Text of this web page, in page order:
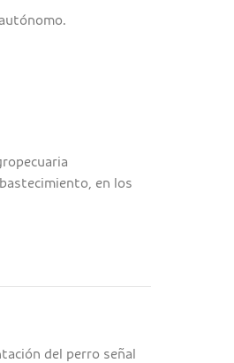
en los
del perro señal